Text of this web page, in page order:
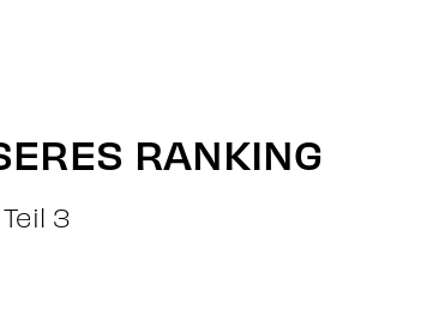
RANKING
3